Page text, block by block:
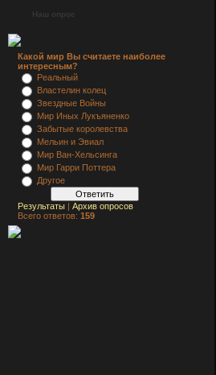
Наш опрос
Какой мир Вы считаете наиболее
интересным?
Реальный
Властелин колец
Звездные Войны
Мир Иных Лукъяненко
Забытые королевства
Мельин и Эвиал
Мир Ван-Хельсинга
Мир Гарри Поттера
Другое
Результаты | Архив опросов
Всего ответов: 159